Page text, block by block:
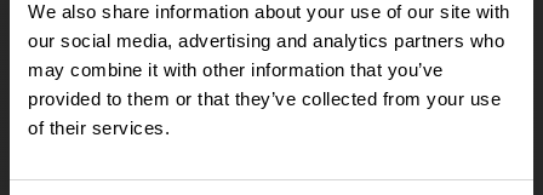
We also share information about your use of our site with
our social media, advertising and analytics partners who
may combine it with other information that you’ve
provided to them or that they’ve collected from your use
of their services.
OpenRunner
Empleo
A proposito
Le Mag'